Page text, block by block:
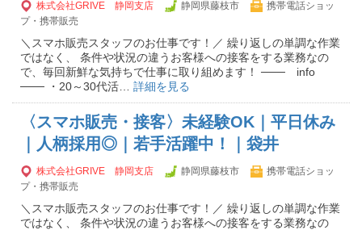
株式会社GRIVE 静岡支店 静岡県藤枝市
携帯電話ショッ
プ・携帯販売
＼スマホ販売スタッフのお仕事です！／ 繰り返しの単調な作業
ではなく、 条件や状況の違うお客様への接客をする業務なの
で、毎回新鮮な気持ちで仕事に取り組めます！ ─── info
─── ・20～30代活… 詳細を見る
〈スマホ販売・接客〉未経験OK｜平日休み
｜人柄採用◎｜若手活躍中！｜袋井
株式会社GRIVE 静岡支店 静岡県藤枝市
携帯電話ショッ
プ・携帯販売
＼スマホ販売スタッフのお仕事です！／ 繰り返しの単調な作業
ではなく、 条件や状況の違うお客様への接客をする業務なの